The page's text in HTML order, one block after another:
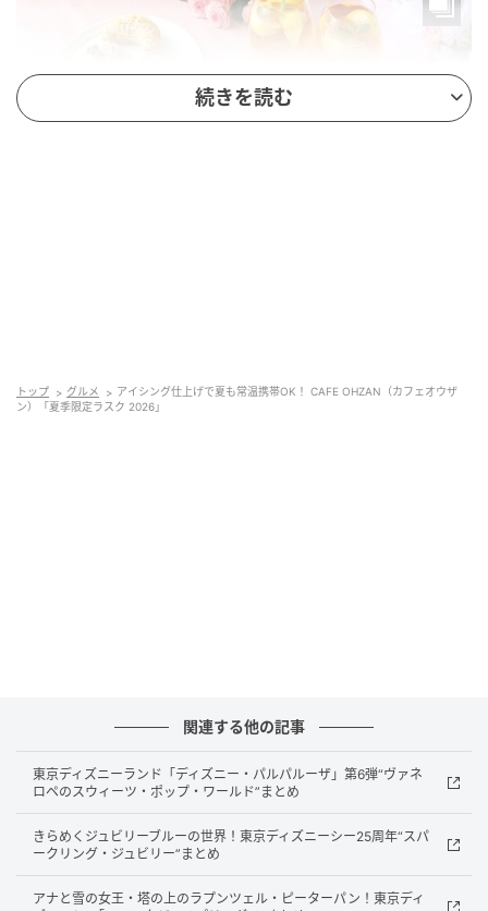
販売場所：直営店舗・公式オンラインストア・一部
フルーツやナッツのトッピングで彩られた夏限定コレ
クションを打ち出しています。
アイシングクリームはきめ細かな砂糖に卵白や濃縮フ
ルーツ果汁などを合わせた特製仕立てです。
さくっと軽やかな食感と、口の中でゆっくり広がる香
りと甘みがあります。
続きを読む
トップ グルメ
アイシング仕上げで夏も常温携帯OK！ CAFE OHZAN（カフェオウザ
ン）「夏季限定ラスク 2026」
関連する他の記事
東京ディズニーランド「ディズニー・パルパルーザ」第6弾“ヴァネ
ロペのスウィーツ・ポップ・ワールド”まとめ
きらめくジュビリーブルーの世界！東京ディズニーシー25周年“スパ
ークリング・ジュビリー”まとめ
アナと雪の女王・塔の上のラプンツェル・ピーターパン！東京ディ